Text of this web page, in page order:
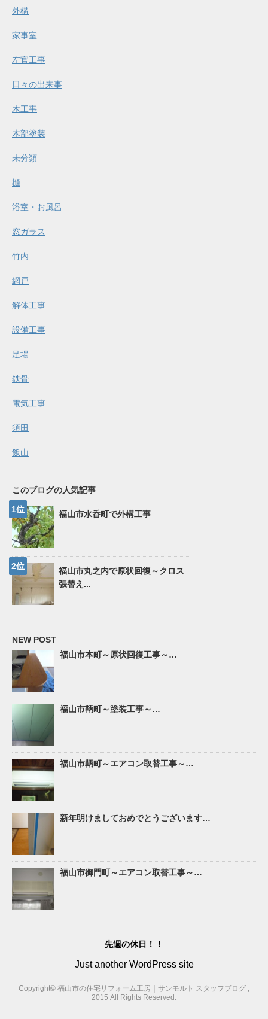
外構
家事室
左官工事
日々の出来事
木工事
木部塗装
未分類
樋
浴室・お風呂
窓ガラス
竹内
網戸
解体工事
設備工事
足場
鉄骨
電気工事
須田
飯山
このブログの人気記事
福山市水呑町で外構工事
福山市丸之内で原状回復～クロス
張替え...
NEW POST
福山市本町～原状回復工事～…
福山市鞆町～塗装工事～…
福山市鞆町～エアコン取替工事～…
新年明けましておめでとうございます…
福山市御門町～エアコン取替工事～…
先週の休日！！
Just another WordPress site
Copyright© 福山市の住宅リフォーム工房｜サンモルト スタッフブログ ,
2015 All Rights Reserved.